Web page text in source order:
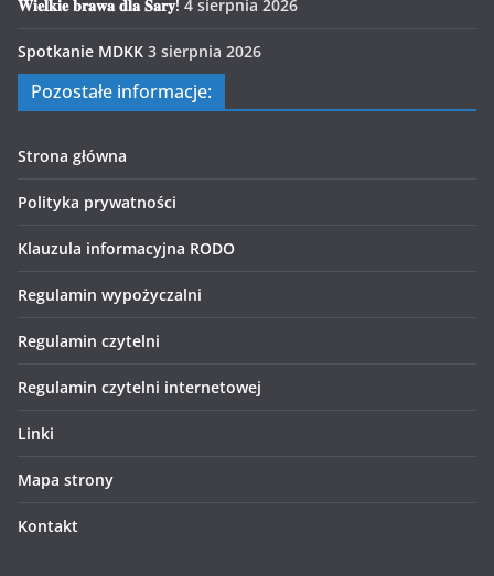
𝐖𝐢𝐞𝐥𝐤𝐢𝐞 𝐛𝐫𝐚𝐰𝐚 𝐝𝐥𝐚 𝐒𝐚𝐫𝐲! 4 sierpnia 2026
Spotkanie MDKK 3 sierpnia 2026
Pozostałe informacje:
Strona główna
Polityka prywatności
Klauzula informacyjna RODO
Regulamin wypożyczalni
Regulamin czytelni
Regulamin czytelni internetowej
Linki
Mapa strony
Kontakt